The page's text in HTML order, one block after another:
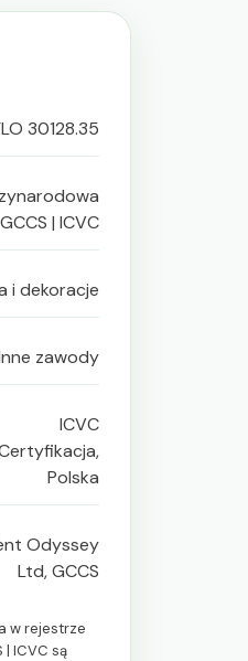
30128.35
GCCS | ICVC
i dekoracje
zawody
ICVC
Polska
Odyssey
Ltd, GCCS
w rejestrze
| ICVC są